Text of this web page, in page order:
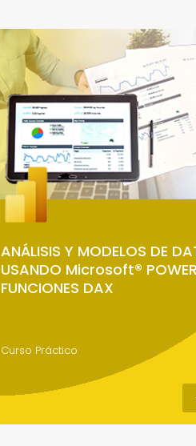
ANÁLISIS Y MODELOS DE
USANDO Microsoft®
FUNCIONES DAX
Curso Práctico